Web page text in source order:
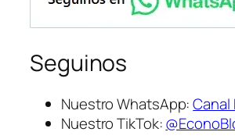
Seguinos
Nuestro WhatsApp:Canal
Nuestro TikTok: